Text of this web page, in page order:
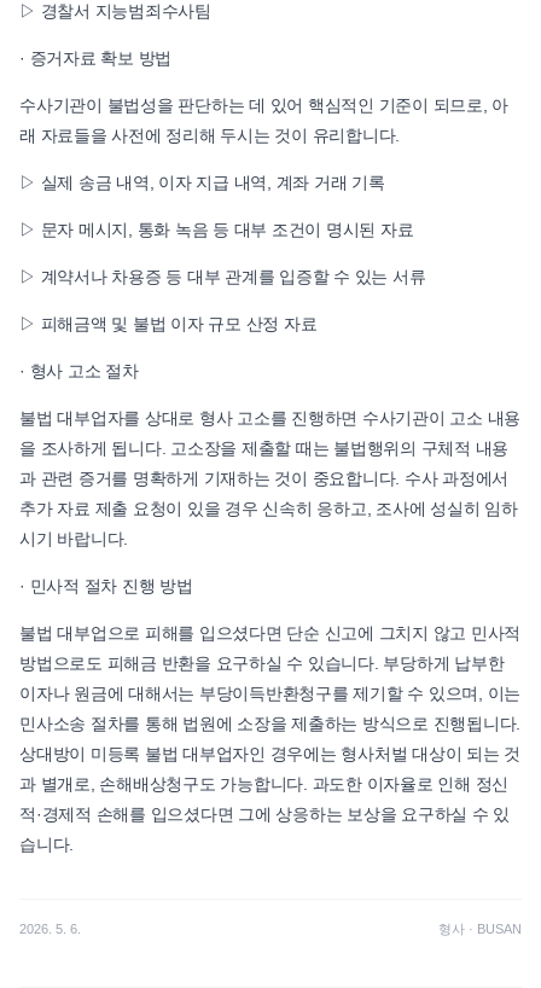
▷ 경찰서 지능범죄수사팀
· 증거자료 확보 방법
수사기관이 불법성을 판단하는 데 있어 핵심적인 기준이 되므로, 아
래 자료들을 사전에 정리해 두시는 것이 유리합니다.
▷ 실제 송금 내역, 이자 지급 내역, 계좌 거래 기록
▷ 문자 메시지, 통화 녹음 등 대부 조건이 명시된 자료
▷ 계약서나 차용증 등 대부 관계를 입증할 수 있는 서류
▷ 피해금액 및 불법 이자 규모 산정 자료
· 형사 고소 절차
불법 대부업자를 상대로 형사 고소를 진행하면 수사기관이 고소 내용
을 조사하게 됩니다. 고소장을 제출할 때는 불법행위의 구체적 내용
과 관련 증거를 명확하게 기재하는 것이 중요합니다. 수사 과정에서
추가 자료 제출 요청이 있을 경우 신속히 응하고, 조사에 성실히 임하
시기 바랍니다.
· 민사적 절차 진행 방법
불법 대부업으로 피해를 입으셨다면 단순 신고에 그치지 않고 민사적
방법으로도 피해금 반환을 요구하실 수 있습니다. 부당하게 납부한
이자나 원금에 대해서는 부당이득반환청구를 제기할 수 있으며, 이는
민사소송 절차를 통해 법원에 소장을 제출하는 방식으로 진행됩니다.
상대방이 미등록 불법 대부업자인 경우에는 형사처벌 대상이 되는 것
과 별개로, 손해배상청구도 가능합니다. 과도한 이자율로 인해 정신
적·경제적 손해를 입으셨다면 그에 상응하는 보상을 요구하실 수 있
습니다.
2026. 5. 6. 형사 · BUSAN